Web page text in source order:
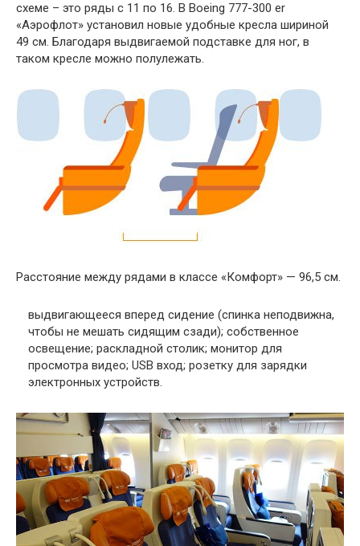
схеме – это ряды с 11 по 16. В Boeing 777-300 er
«Аэрофлот» установил новые удобные кресла шириной
49 см. Благодаря выдвигаемой подставке для ног, в
таком кресле можно полулежать.
Расстояние между рядами в классе «Комфорт» — 96,5 см.
выдвигающееся вперед сидение (спинка неподвижна,
чтобы не мешать сидящим сзади); собственное
освещение; раскладной столик; монитор для
просмотра видео; USB вход; розетку для зарядки
электронных устройств.